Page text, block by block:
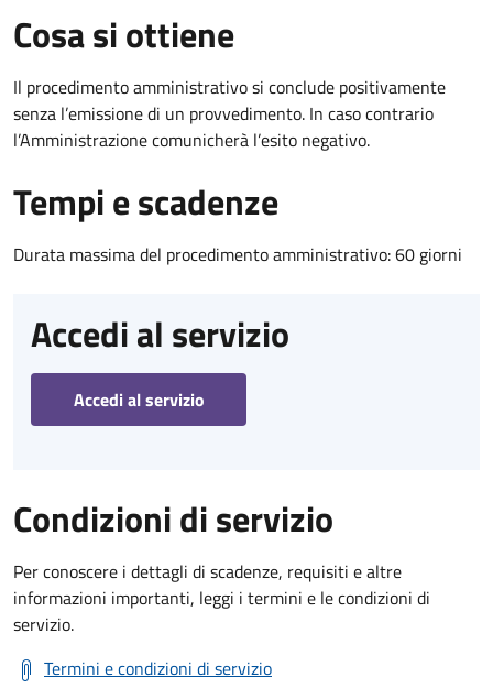
Cosa si ottiene
Il procedimento amministrativo si conclude positivamente
senza l’emissione di un provvedimento. In caso contrario
l’Amministrazione comunicherà l’esito negativo.
Tempi e scadenze
Durata massima del procedimento amministrativo: 60 giorni
Accedi al servizio
Accedi al servizio
Condizioni di servizio
Per conoscere i dettagli di scadenze, requisiti e altre
informazioni importanti, leggi i termini e le condizioni di
servizio.
Termini e condizioni di servizio